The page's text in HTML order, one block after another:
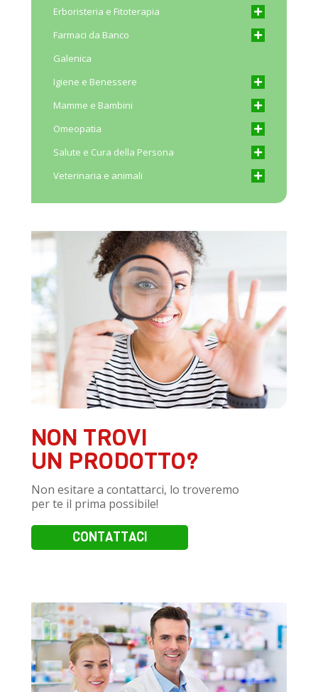
Erboristeria e Fitoterapia
Farmaci da Banco
Galenica
Igiene e Benessere
Mamme e Bambini
Omeopatia
Salute e Cura della Persona
Veterinaria e animali
NON TROVI
UN PRODOTTO?
Non esitare a contattarci, lo troveremo
per te il prima possibile!
CONTATTACI